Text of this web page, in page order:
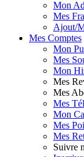
Mon
Mes
Ajout/
Mes Comptes
Mon
Mes
Mon
Mes
Mes
Mes
Mon
Mes
Mes
Suivre